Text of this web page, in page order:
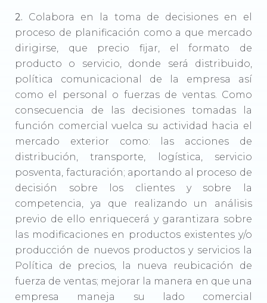
2. Colabora en la toma de decisiones en el
proceso de planificación como a que mercado
dirigirse, que precio fijar, el formato de
producto o servicio, donde será distribuido,
política comunicacional de la empresa así
como el personal o fuerzas de ventas. Como
consecuencia de las decisiones tomadas la
función comercial vuelca su actividad hacia el
mercado exterior como: las acciones de
distribución, transporte, logística, servicio
posventa, facturación; aportando al proceso de
decisión sobre los clientes y sobre la
competencia, ya que realizando un análisis
previo de ello enriquecerá y garantizara sobre
las modificaciones en productos existentes y/o
producción de nuevos productos y servicios la
Política de precios, la nueva reubicación de
fuerza de ventas; mejorar la manera en que una
empresa maneja su lado comercial